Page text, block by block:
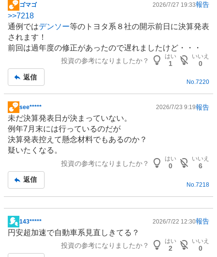
掲
示
板
記
事
ゴマゴ 2026/7/27 19:33報告
>>7218
通例ではデンソー等のトヨタ系８社の開示前日に決算発表
されます！
前回は過年度の修正があったので遅れましたけど・・・
投資の参考になりましたか？
はい
1
いいえ
0
返信
No.7220
掲
示
板
記
事
see***** 2026/7/23 9:19報告
未だ決算発表日が決まっていない。
例年7月末には行っているのだが
決算発表控えて懸念材料でもあるのか？
疑いたくなる。
投資の参考になりましたか？
はい
0
いいえ
6
返信
No. 7218
掲
示
143***** 2026/7/22 12:30報告
円安超加速で自動車系見直しきてる？
投資の参考になりましたか？
はい
2
いいえ
0